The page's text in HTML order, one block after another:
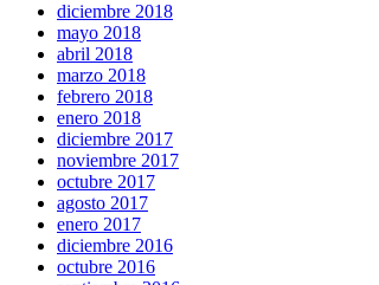
diciembre 2018
mayo 2018
abril 2018
marzo 2018
febrero 2018
enero 2018
diciembre 2017
noviembre 2017
octubre 2017
agosto 2017
enero 2017
diciembre 2016
octubre 2016